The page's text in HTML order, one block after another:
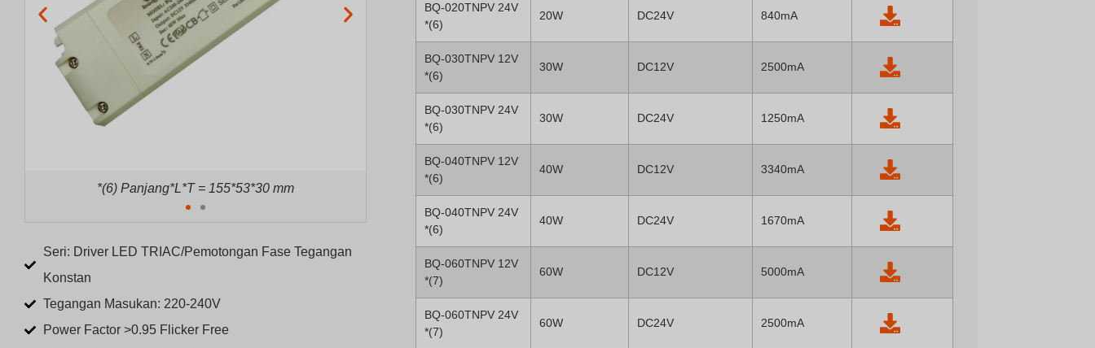
*(6) Panjang*L*T = 155*53*30 mm *(7) Panjang*L*T = 175*56*31 mm
Seri: Driver LED TRIAC/Pemotongan Fase Tegangan
Konstan
Tegangan Masukan: 220-240V
Power Factor >0.95 Flicker Free
BQ-020TNPV 24V
*(6)
20W DC24V 840mA
BQ-030TNPV 12V
*(6)
30W DC12V 2500mA
BQ-030TNPV 24V
*(6)
30W DC24V 1250mA
BQ-040TNPV 12V
*(6)
40W DC12V 3340mA
BQ-040TNPV 24V
*(6)
40W DC24V 1670mA
BQ-060TNPV 12V
*(7)
60W DC12V 5000mA
BQ-060TNPV 24V
*(7)
60W DC24V 2500mA